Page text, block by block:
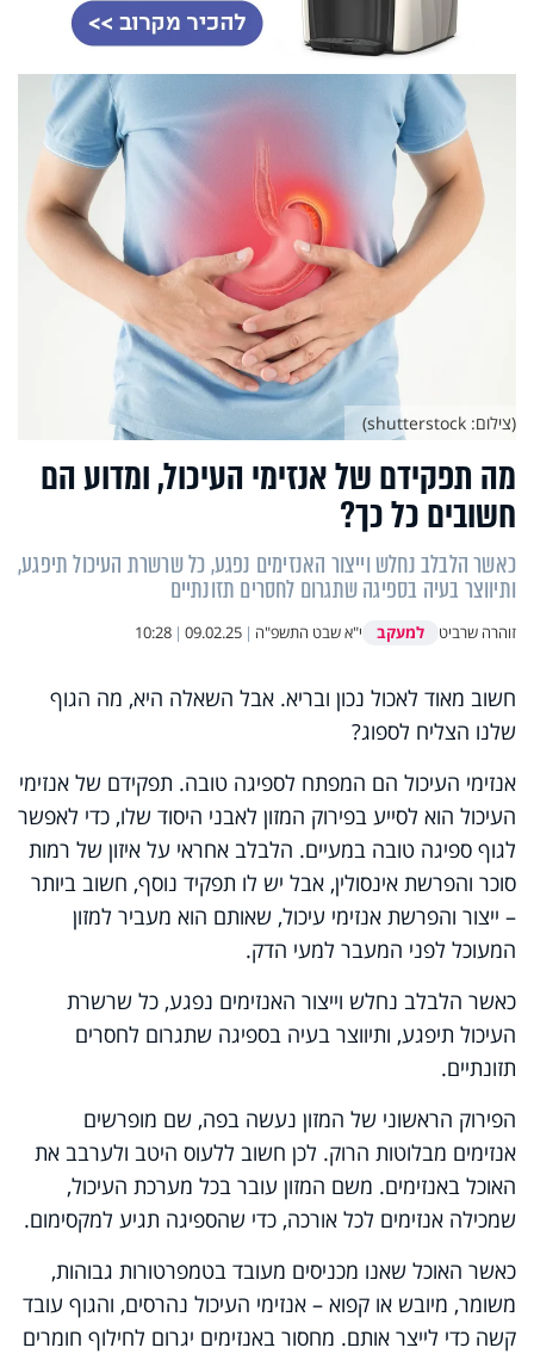
מה תפקידם של אנזימי העיכול, ומדוע הם
חשובים כל כך?
כאשר הלבלב נחלש וייצור האנזימים נפגע, כל שרשרת העיכול תיפגע,
ותיווצר בעיה בספיגה שתגרום לחסרים תזונתיים
זוהרה שרביט למעקב י"א שבט התשפ"ה |
09.02.25
|
10:28
(צילום: shutterstock)
חשוב מאוד לאכול נכון ובריא. אבל השאלה היא, מה הגוף
שלנו הצליח לספוג?
אנזימי העיכול הם המפתח לספיגה טובה. תפקידם של אנזימי
העיכול הוא לסייע בפירוק המזון לאבני היסוד שלו, כדי לאפשר
לגוף ספיגה טובה במעיים. הלבלב אחראי על איזון של רמות
סוכר והפרשת אינסולין, אבל יש לו תפקיד נוסף, חשוב ביותר
– ייצור והפרשת אנזימי עיכול, שאותם הוא מעביר למזון
המעוכל לפני המעבר למעי הדק.
כאשר הלבלב נחלש וייצור האנזימים נפגע, כל שרשרת
העיכול תיפגע, ותיווצר בעיה בספיגה שתגרום לחסרים
תזונתיים.
הפירוק הראשוני של המזון נעשה בפה, שם מופרשים
אנזימים מבלוטות הרוק. לכן חשוב ללעוס היטב ולערבב את
האוכל באנזימים. משם המזון עובר בכל מערכת העיכול,
שמכילה אנזימים לכל אורכה, כדי שהספיגה תגיע למקסימום.
כאשר האוכל שאנו מכניסים מעובד בטמפרטורות גבוהות,
משומר, מיובש או קפוא – אנזימי העיכול נהרסים, והגוף עובד
קשה כדי לייצר אותם. מחסור באנזימים יגרום לחילוף חומרים